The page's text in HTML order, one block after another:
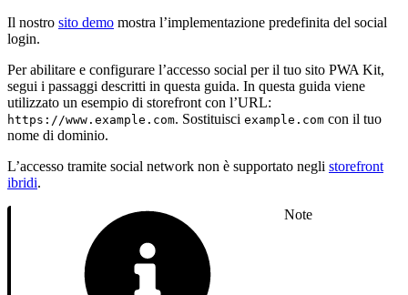
Il nostro sito demo mostra l’implementazione predefinita del social
login.
Per abilitare e configurare l’accesso social per il tuo sito PWA Kit,
segui i passaggi descritti in questa guida. In questa guida viene
utilizzato un esempio di storefront con l’URL:
https://www.example.com. Sostituisci example.com con il tuo
nome di dominio.
L’accesso tramite social network non è supportato negli storefront
ibridi.
Note